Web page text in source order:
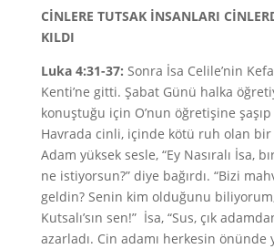
CİNLERE TUTSAK İNSANLARI
KILDI
Luka 4:31-37: Sonra İsa Celile’nin
Kenti’ne gitti. Şabat Günü halka
konuştuğu için O’nun öğretişine şaşıp
Havrada cinli, içinde kötü ruh olan bir
Adam yüksek sesle, “Ey Nasıralı İsa,
ne istiyorsun?” diye bağırdı. “Bizi
geldin? Senin kim olduğunu biliyorum,
Kutsalı’sın sen!” İsa, “Sus, çık
azarladı. Cin adamı herkesin